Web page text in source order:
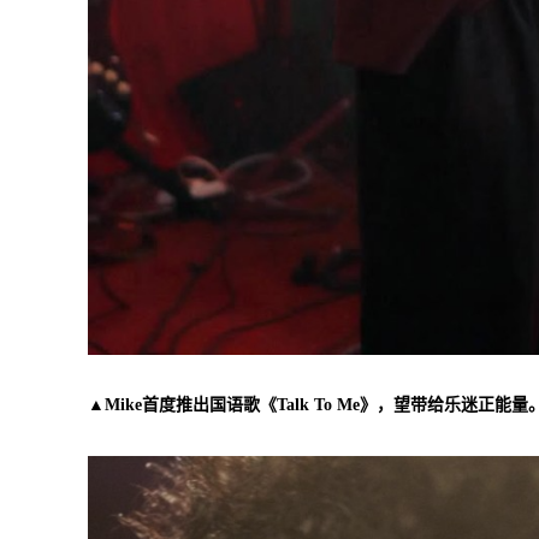
▲Mike首度推出国语歌《Talk To Me》，望带给乐迷正能量